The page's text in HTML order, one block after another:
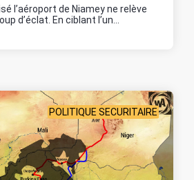
l’aéroport de Niamey ne relève
d’éclat. En ciblant l’un...
POLITIQUE SECURITAIRE